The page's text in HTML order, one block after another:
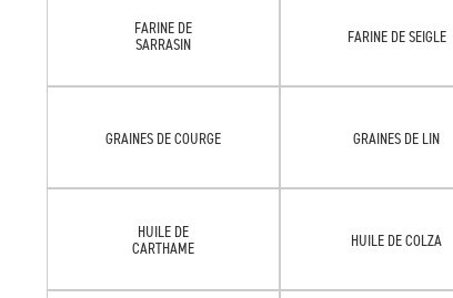
FARINE DE
SARRASIN
FARINE DE SEIGLE
GRAINES DE COURGE GRAINES DE LIN
HUILE DE
CARTHAME
HUILE DE COLZA